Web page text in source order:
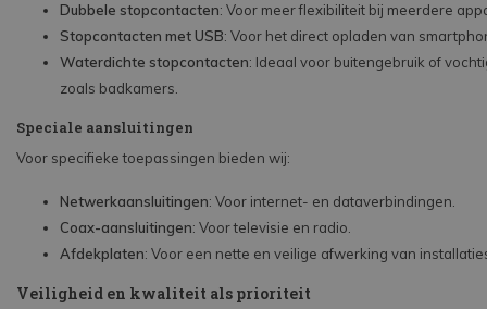
Dubbele stopcontacten: Voor meer flexibiliteit bij meerdere
Stopcontacten met USB: Voor het direct opladen van
Waterdichte stopcontacten: Ideaal voor buitengebruik of
zoals badkamers.
Speciale aansluitingen
Voor specifieke toepassingen bieden wij:
Netwerkaansluitingen: Voor internet- en dataverbindingen.
Coax-aansluitingen: Voor televisie en radio.
Afdekplaten: Voor een nette en veilige afwerking van
Veiligheid en kwaliteit als prioriteit